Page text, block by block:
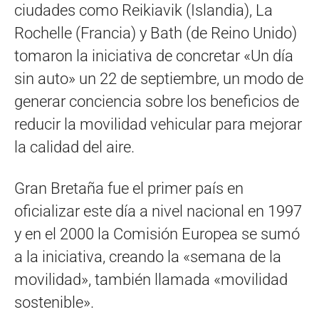
ciudades como Reikiavik (Islandia), La
Rochelle (Francia) y Bath (de Reino Unido)
tomaron la iniciativa de concretar «Un día
sin auto» un 22 de septiembre, un modo de
generar conciencia sobre los beneficios de
reducir la movilidad vehicular para mejorar
la calidad del aire.
Gran Bretaña fue el primer país en
oficializar este día a nivel nacional en 1997
y en el 2000 la Comisión Europea se sumó
a la iniciativa, creando la «semana de la
movilidad», también llamada «movilidad
sostenible».